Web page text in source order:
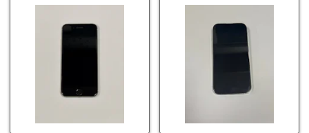
スマ豊川店】電池の
減りが早い症状も当
店】バッテリー交換
で復旧するケースも
あります！